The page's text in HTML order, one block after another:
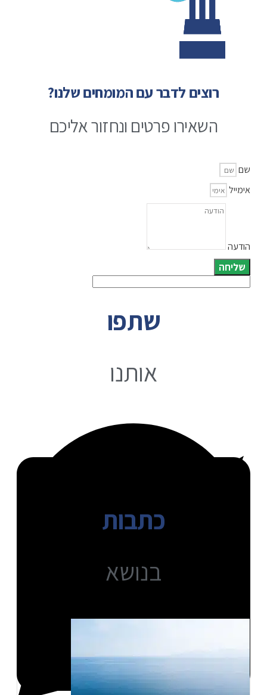
רוצים לדבר עם המומחים שלנו?
השאירו פרטים ונחזור אליכם
שם
אימייל
הודעה
שליחה
שתפו
אותנו
כתבות
בנושא